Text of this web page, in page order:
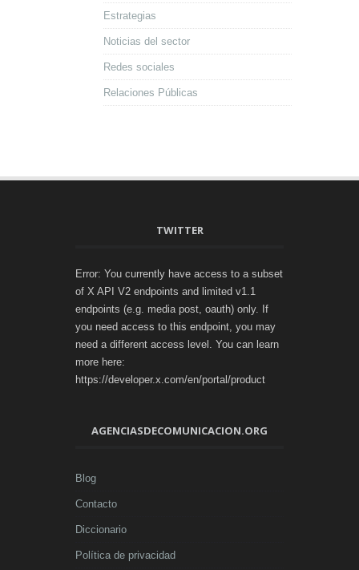
Estrategias
Noticias del sector
Redes sociales
Relaciones Públicas
TWITTER
Error: You currently have access to a subset
of X API V2 endpoints and limited v1.1
endpoints (e.g. media post, oauth) only. If
you need access to this endpoint, you may
need a different access level. You can learn
more here:
https://developer.x.com/en/portal/product
AGENCIASDECOMUNICACION.ORG
Blog
Contacto
Diccionario
Política de privacidad